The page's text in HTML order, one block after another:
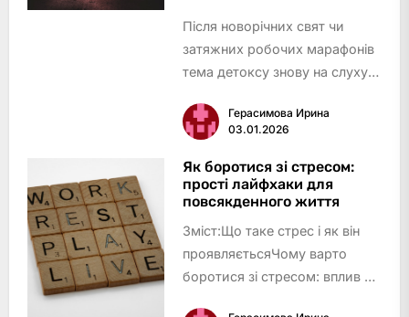
Після новорічних свят чи
затяжних робочих марафонів
тема детоксу знову на слуху:
хтось кидається у складні
голодування, а інші – скепти…
Герасимова Ирина
03.01.2026
Як боротися зі стресом:
прості лайфхаки для
повсякденного життя
Зміст:Що таке стрес і як він
проявляєтьсяЧому варто
боротися зі стресом: вплив на